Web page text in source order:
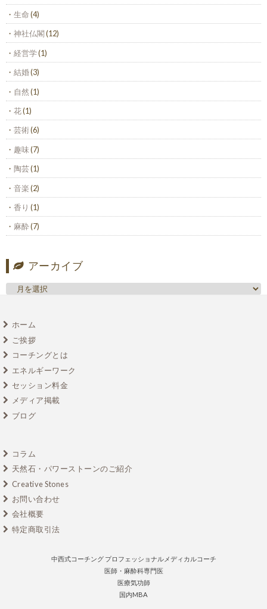
生命(4)
神社仏閣(12)
経営学(1)
結婚(3)
自然(1)
花(1)
芸術(6)
趣味(7)
陶芸(1)
音楽(2)
香り (1)
麻酔(7)
アーカイブ
ホーム
ご挨拶
コーチングとは
エネルギーワーク
セッション料金
メディア掲載
ブログ
コラム
天然石・パワーストーンのご紹介
Creative Stones
お問い合わせ
会社概要
特定商取引法
中西式コーチング プロフェッショナルメディカルコーチ
医師・麻酔科専門医
医療気功師
国内MBA